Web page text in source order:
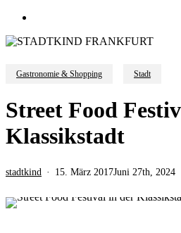
Gastronomie & Shopping Stadt
Street Food
Klassikstadt
stadtkind 15. März 2017Juni 27th, 2024